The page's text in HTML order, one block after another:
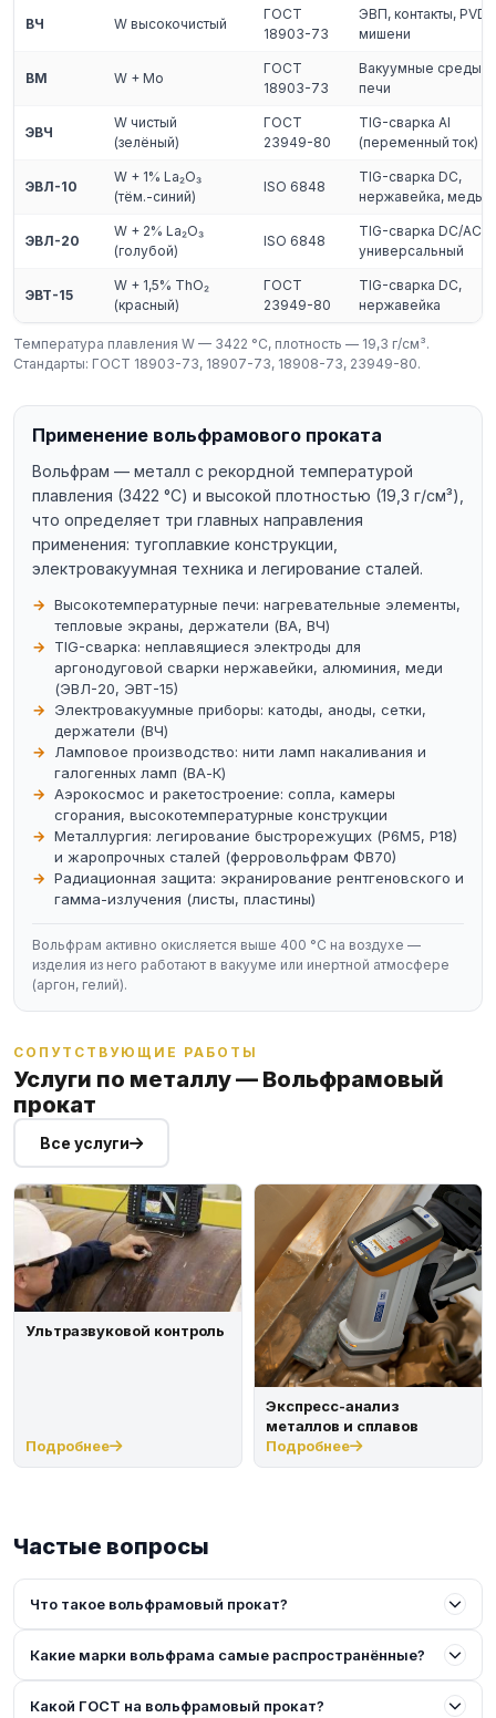
ВЧ W высокочистый
ГОСТ
18903-73
ЭВП, контакты, PVD-
мишени
ВМ W + Mo
ГОСТ
18903-73
Вакуумные среды и
печи
ЭВЧ
W чистый
(зелёный)
ГОСТ
23949-80
TIG-сварка Al
(переменный ток)
ЭВЛ-10
W + 1% La₂O₃
(тём.-синий)
ISO 6848
TIG-сварка DC,
нержавейка, медь
ЭВЛ-20
W + 2% La₂O₃
(голубой)
ISO 6848
TIG-сварка DC/AC,
универсальный
ЭВТ-15
W + 1,5% ThO₂
(красный)
ГОСТ
23949-80
TIG-сварка DC,
нержавейка
Температура плавления W — 3422 °C, плотность — 19,3 г/см³.
Стандарты: ГОСТ 18903-73, 18907-73, 18908-73, 23949-80.
Применение вольфрамового проката
Вольфрам — металл с рекордной температурой
плавления (3422 °C) и высокой плотностью (19,3 г/см³),
что определяет три главных направления
применения: тугоплавкие конструкции,
электровакуумная техника и легирование сталей.
Высокотемпературные печи: нагревательные элементы,
тепловые экраны, держатели (ВА, ВЧ)
TIG-сварка: неплавящиеся электроды для
аргонодуговой сварки нержавейки, алюминия, меди
(ЭВЛ-20, ЭВТ-15)
Электровакуумные приборы: катоды, аноды, сетки,
держатели (ВЧ)
Ламповое производство: нити ламп накаливания и
галогенных ламп (ВА-К)
Аэрокосмос и ракетостроение: сопла, камеры
сгорания, высокотемпературные конструкции
Металлургия: легирование быстрорежущих (Р6М5, Р18)
и жаропрочных сталей (ферровольфрам ФВ70)
Радиационная защита: экранирование рентгеновского и
гамма-излучения (листы, пластины)
Вольфрам активно окисляется выше 400 °C на воздухе —
изделия из него работают в вакууме или инертной атмосфере
(аргон, гелий).
СОПУТСТВУЮЩИЕ РАБОТЫ
Услуги по металлу — Вольфрамовый
прокат
Все услуги
Ультразвуковой контроль
Подробнее
Экспресс-анализ
металлов и сплавов
Подробнее
Частые вопросы
Что такое вольфрамовый прокат?
Какие марки вольфрама самые распространённые?
Какой ГОСТ на вольфрамовый прокат?